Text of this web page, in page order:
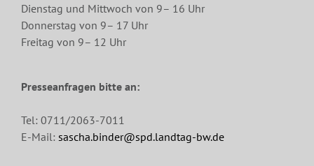
Dienstag und Mittwoch von 9– 16 Uhr
Donnerstag von 9– 17 Uhr
Freitag von 9– 12 Uhr
Presseanfragen bitte an:
Tel: 0711/2063-7011
E-Mail: sascha.binder@spd.landtag-bw.de